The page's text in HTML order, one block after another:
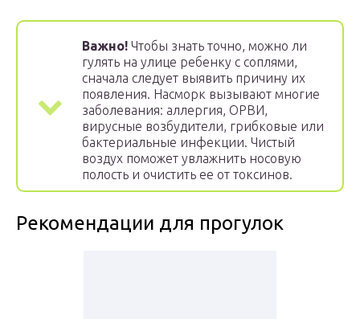
Важно! Чтобы знать точно, можно ли
гулять на улице ребенку с соплями,
сначала следует выявить причину их
появления. Насморк вызывают многие
заболевания: аллергия, ОРВИ,
вирусные возбудители, грибковые или
бактериальные инфекции. Чистый
воздух поможет увлажнить носовую
полость и очистить ее от токсинов.
Рекомендации для прогулок